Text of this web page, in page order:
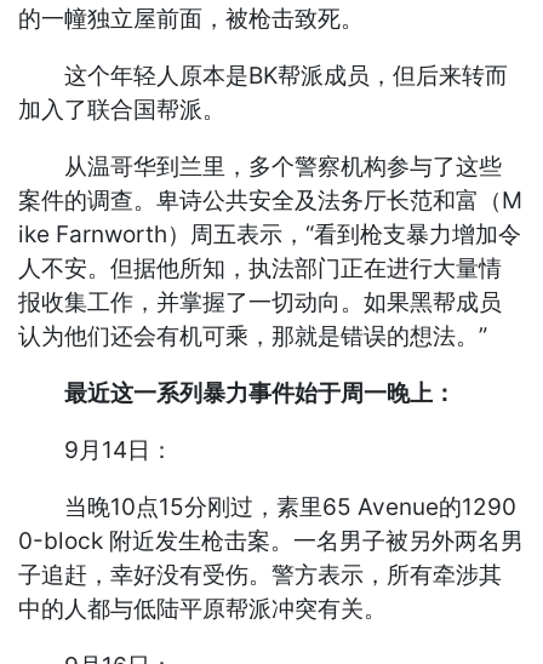
的一幢独立屋前面，被枪击致死。
这个年轻人原本是BK帮派成员，但后来转而
加入了联合国帮派。
从温哥华到兰里，多个警察机构参与了这些
案件的调查。卑诗公共安全及法务厅长范和富（M
ike Farnworth）周五表示，“看到枪支暴力增加令
人不安。但据他所知，执法部门正在进行大量情
报收集工作，并掌握了一切动向。如果黑帮成员
认为他们还会有机可乘，那就是错误的想法。”
最近这一系列暴力事件始于周一晚上：
9月14日：
当晚10点15分刚过，素里65 Avenue的1290
0-block 附近发生枪击案。一名男子被另外两名男
子追赶，幸好没有受伤。警方表示，所有牵涉其
中的人都与低陆平原帮派冲突有关。